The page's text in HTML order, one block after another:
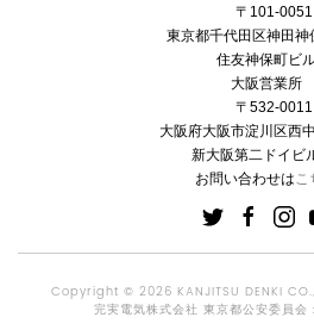
〒101-0051
東京都千代田区神田神
住友神保町ビ
大阪営業所
〒532-0011
大阪府大阪市淀川区西
新大阪第二ドイビ
お問い合わせはこ
Copyright © 2026 KANJITSU DENKI
完実電気株式会社 東京都公安委員